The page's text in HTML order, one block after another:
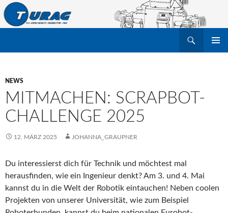
NEWS
MITMACHEN: SCRAPBOT-
CHALLENGE 2025
12. MÄRZ 2025 JOHANNA_GRAUPNER
Du interessierst dich für Technik und möchtest mal
herausfinden, wie ein Ingenieur denkt? Am 3. und 4. Mai
kannst du in die Welt der Robotik eintauchen! Neben coolen
Projekten von unserer Universität, wie zum Beispiel